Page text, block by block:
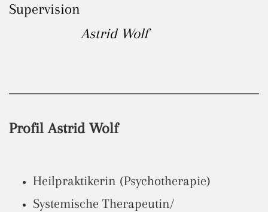
Supervision
Astrid Wolf
Profil Astrid Wolf
Heilpraktikerin (Psychotherapie)
Systemische Therapeutin/